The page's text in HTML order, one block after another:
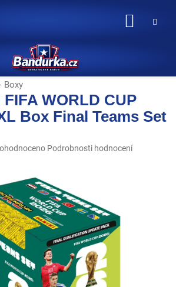
Boxy
WORLD CUP
Box Final Teams Set
Podrobnosti hodnocení